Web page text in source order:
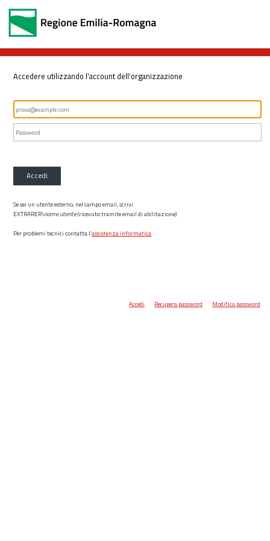
Accedere utilizzando l'account dell'organizzazione
Accedi
Se sei un utente esterno, nel campo email, scrivi
EXTRARER\nome utente(ricevuto tramite email di abilitazione)
Per problemi tecnici contatta l’assistenza informatica.
Accedi Recupera password Modifica password